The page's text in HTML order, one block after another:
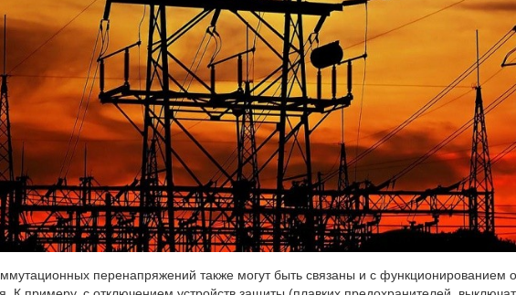
перенапряжений также могут быть связаны и с функционированием